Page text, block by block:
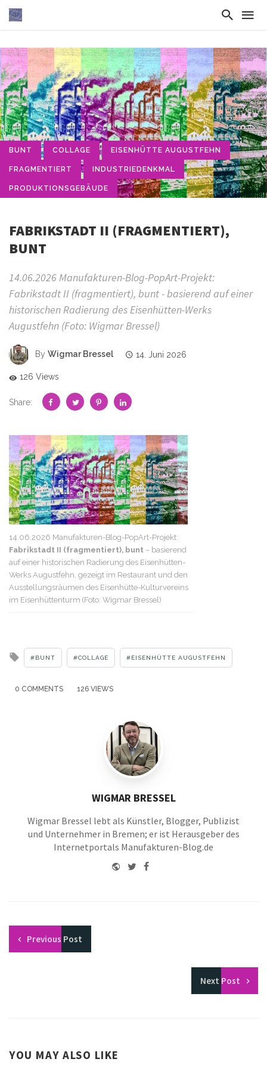
BUNT COLLAGE EISENHÜTTE AUGUSTFEHN
FRAGMENTIERT INDUSTRIEDENKMAL
PRODUKTIONSGEBÄUDE
FABRIKSTADT II (FRAGMENTIERT),
BUNT
14.06.2026 Manufakturen-Blog-PopArt-Projekt:
Fabrikstadt II (fragmentiert), bunt - basierend auf einer
historischen Radierung des Eisenhütten-Werks
Augustfehn (Foto: Wigmar Bressel)
By Wigmar Bressel 14. Juni 2026
126 Views
Share:
14.06.2026 Manufakturen-Blog-PopArt-Projekt:
Fabrikstadt II (fragmentiert), bunt – basierend
auf einer historischen Radierung des Eisenhütten-
Werks Augustfehn, gezeigt im Restaurant und den
Ausstellungsräumen des Eisenhütte-Kulturvereins
im Eisenhüttenturm (Foto: Wigmar Bressel)
Tagged
BUNT COLLAGE EISENHÜTTE AUGUSTFEHN
0 COMMENTS 126 VIEWS
WIGMAR BRESSEL
Wigmar Bressel lebt als Künstler, Blogger, Publizist
und Unternehmer in Bremen; er ist Herausgeber des
Internetportals Manufakturen-Blog.de
WebsiteTwitterFacebook
Previous Post
Next Post
YOU MAY ALSO LIKE